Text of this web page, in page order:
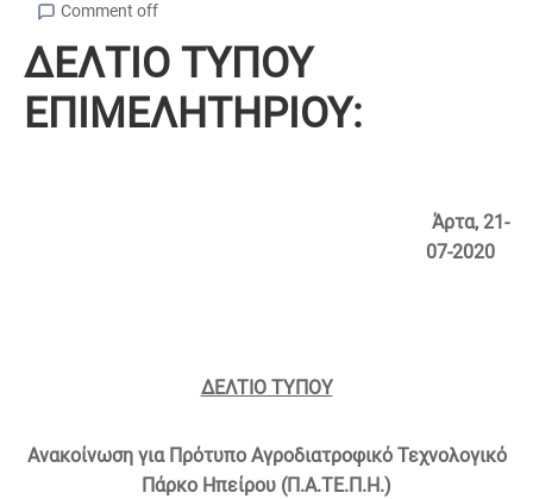
Comment off
ΔΕΛΤΙΟ ΤΥΠΟΥ
ΕΠΙΜΕΛΗΤΗΡΙΟΥ:
Άρτα, 21-
07-2020
ΔΕΛΤΙΟ ΤΥΠΟΥ
Ανακοίνωση για Πρότυπο Αγροδιατροφικό Τεχνολογικό
Πάρκο Ηπείρου (Π.Α.ΤΕ.Π.Η.)